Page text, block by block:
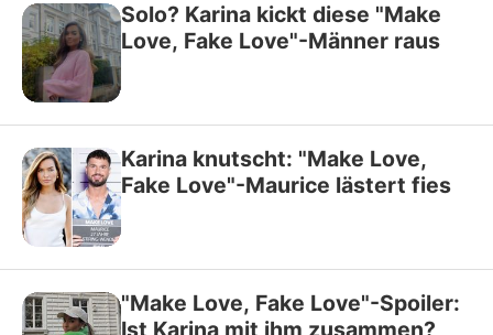
Solo? Karina kickt diese "Make
Love, Fake Love"-Männer raus
Karina knutscht: "Make Love,
Fake Love"-Maurice lästert fies
"Make Love, Fake Love"-Spoiler:
Ist Karina mit ihm zusammen?